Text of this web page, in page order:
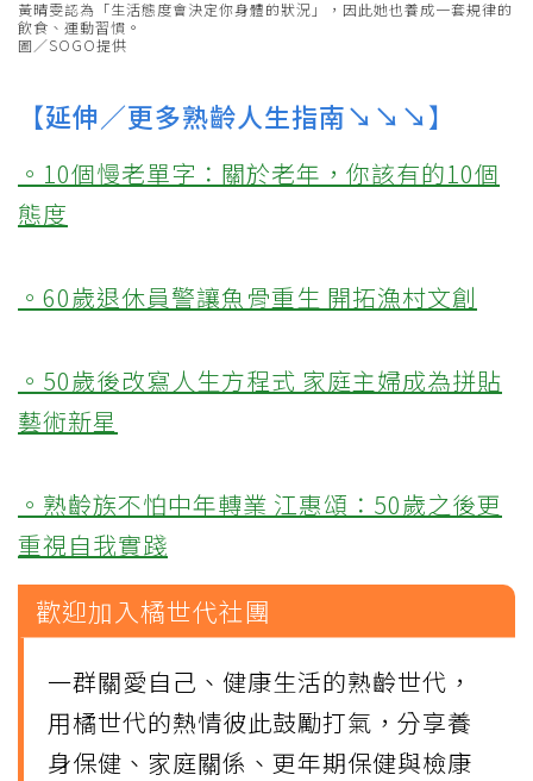
黃晴雯認為「生活態度會決定你身體的狀況」，因此她也養成一套規律的
飲食、運動習慣。
圖／SOGO提供
【延伸／更多熟齡人生指南↘↘↘】
。10個慢老單字：關於老年，你該有的10個
態度
。60歲退休員警讓魚骨重生 開拓漁村文創
。50歲後改寫人生方程式 家庭主婦成為拼貼
藝術新星
。熟齡族不怕中年轉業 江惠頌：50歲之後更
重視自我實踐
歡迎加入橘世代社團
一群關愛自己、健康生活的熟齡世代，
用橘世代的熱情彼此鼓勵打氣，分享養
身保健、家庭關係、更年期保健與檢康